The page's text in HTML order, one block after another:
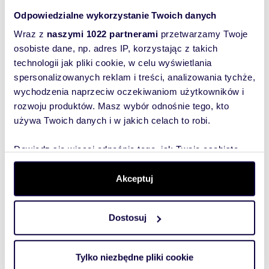
Odpowiedzialne wykorzystanie Twoich danych
Wraz z naszymi 1022 partnerami przetwarzamy Twoje
osobiste dane, np. adres IP, korzystając z takich
technologii jak pliki cookie, w celu wyświetlania
spersonalizowanych reklam i treści, analizowania tychże,
wychodzenia naprzeciw oczekiwaniom użytkowników i
rozwoju produktów. Masz wybór odnośnie tego, kto
używa Twoich danych i w jakich celach to robi.
Dowiedz się więcej odnośnie tego, jak Twoje osobiste
dane są przetwarzane oraz ustaw własne preferencje w
. W Deklaracji plików cookie możesz
zmienić lub wycofać swoją zgodę w dowolnej chwili.
Wykorzystujemy pliki cookie do spersonalizowania treści
i reklam, aby oferować funkcje społecznościowe i
korzystasz z naszej witryny, udostępniamy partnerom
Akceptuj
Dostosuj
Tylko niezbędne pliki cookie
o cenę
5 1 32,83 m2
Zapytaj
o cenę
37,41 m
Zapytaj
o cenę
Podobne
nieruchomości